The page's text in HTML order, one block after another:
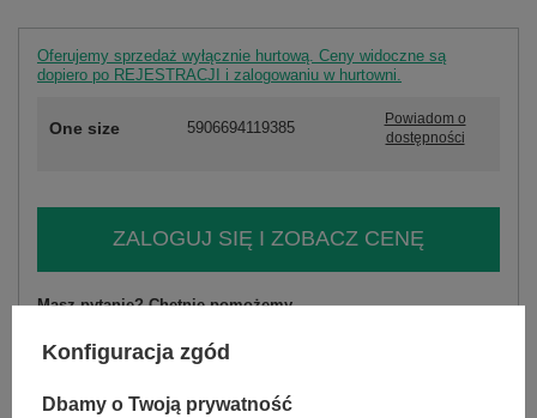
Oferujemy sprzedaż wyłącznie hurtową. Ceny widoczne są
dopiero po REJESTRACJI i zalogowaniu w hurtowni.
One size 5906694119385
Powiadom o
dostępności
ZALOGUJ SIĘ I ZOBACZ CENĘ
Masz pytanie? Chętnie pomożemy.
skład materiału : 100% bawełna
Konfiguracja zgód
Dbamy o Twoją prywatność